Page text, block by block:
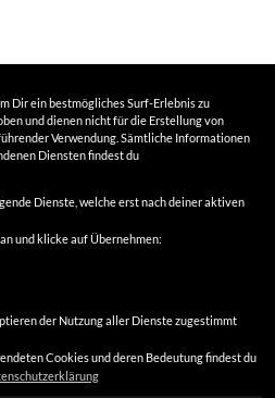
Dir ein bestmögliches Surf-Erlebnis zu
und dienen nicht für die Erstellung von
Verwendung. Sämtliche Informationen
Diensten findest du
Dienste, welche erst nach deiner aktiven
und klicke auf Übernehmen:
der Nutzung aller Dienste zugestimmt
Cookies und deren Bedeutung findest du